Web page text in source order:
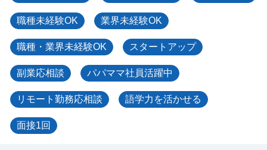
職種未経験OK 業界未経験OK
職種・業界未経験OK スタートアップ
副業応相談 パパママ社員活躍中
リモート勤務応相談 語学力を活かせる
面接1回